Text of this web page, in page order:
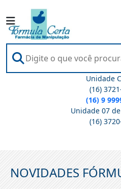
Unidade
(16)
(16) 9
Unidade 07
(16)
NOVIDADES